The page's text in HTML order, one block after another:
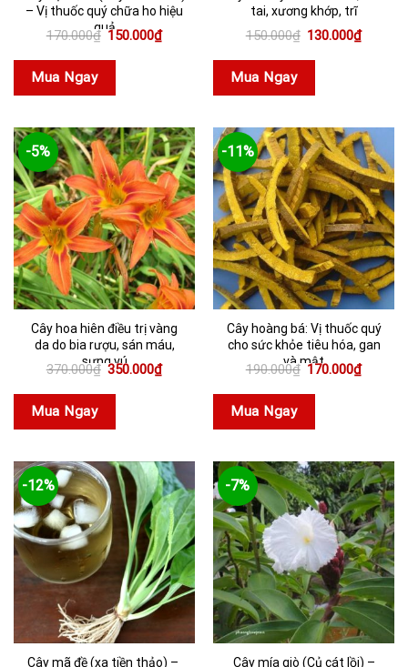
– Vị thuốc quý chữa ho hiệu
quả
170.000₫ Giá
là:
150.000₫Giá
hiện
Mua Ngay
tai, xương khớp, trĩ
150.000₫ Giá
là:
130.000₫Giá
hiện
Mua Ngay
-5%
Cây hoa hiên điều trị vàng
da do bia rượu, sán máu,
sưng vú
370.000₫ Giá
là:
350.000₫Giá
hiện
Mua Ngay
-11%
Cây hoàng bá: Vị thuốc quý
cho sức khỏe tiêu hóa, gan
và mật
190.000₫ Giá
là:
170.000₫Giá
hiện
Mua Ngay
-12%
Cây mã đề (xa tiền thảo) –
-7%
Cây mía giò (Củ cát lồi) –